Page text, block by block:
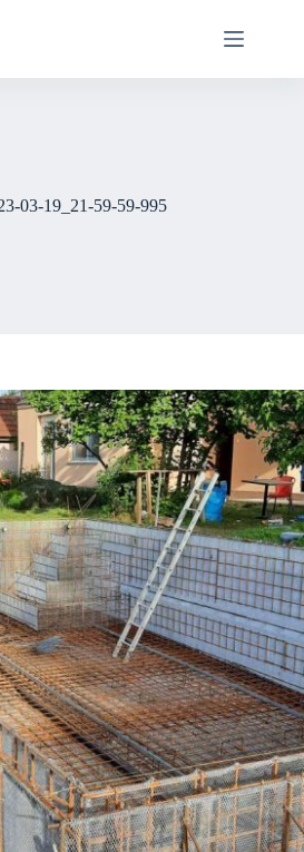
03-19_21-59-59-995